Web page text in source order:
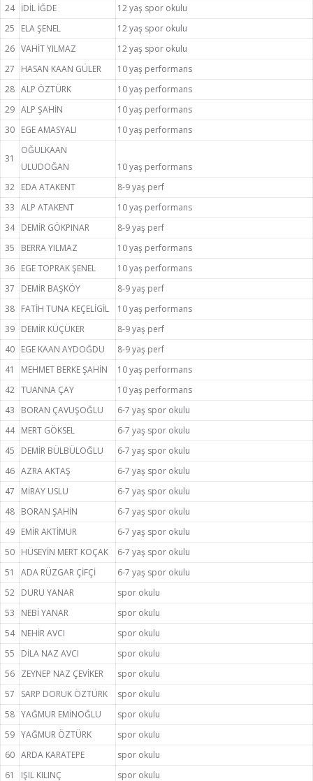
24 İDİL İĞDE
12 yaş spor okulu
25
ELA ŞENEL
12 yaş spor okulu
26 VAHİT YILMAZ
12 yaş spor okulu
27
HASAN KAAN GÜLER
10 yaş performans
28 ALP ÖZTÜRK
10 yaş performans
29 ALP ŞAHİN
10 yaş performans
30 EGE AMASYALI 10 yaş performans
31
OĞULKAAN
ULUDOĞAN
10 yaş performans
32 EDA ATAKENT
8-9 yaş perf
33 ALP ATAKENT
10 yaş performans
34 DEMİR GÖKPINAR
8-9 yaş perf
35
BERRA YILMAZ
10 yaş performans
36 EGE TOPRAK ŞENEL
10 yaş performans
37
DEMİR BAŞKÖY
8-9 yaş perf
38 FATİH TUNA KEÇELİGİL
10 yaş performans
39 DEMİR KÜÇÜKER
8-9 yaş perf
40 EGE KAAN AYDOĞDU
8-9 yaş perf
41
MEHMET BERKE ŞAHİN
10 yaş performans
42 TUANNA ÇAY
10 yaş performans
43
BORAN ÇAVUŞOĞLU
6-7 yaş spor okulu
44 MERT GÖKSEL
6-7 yaş spor okulu
45
DEMİR BÜLBÜLOĞLU
6-7 yaş spor okulu
46 AZRA AKTAŞ
6-7 yaş spor okulu
47
MİRAY USLU
6-7 yaş spor okulu
48 BORAN ŞAHİN
6-7 yaş spor okulu
49 EMİR AKTİMUR
6-7 yaş spor okulu
50 HÜSEYİN MERT KOÇAK
6-7 yaş spor okulu
51
ADA RÜZGAR ÇİFÇİ
6-7 yaş spor okulu
52 DURU YANAR
spor okulu
53
NEBİ YANAR
spor okulu
54 NEHİR AVCI
spor okulu
55
DİLA NAZ AVCI
spor okulu
56 ZEYNEP NAZ ÇEVİKER
spor okulu
57
SARP DORUK ÖZTÜRK
spor okulu
58 YAĞMUR EMİNOĞLU
spor okulu
59 YAĞMUR ÖZTÜRK
spor okulu
60 ARDA KARATEPE
spor okulu
61
IŞIL KILINÇ spor okulu